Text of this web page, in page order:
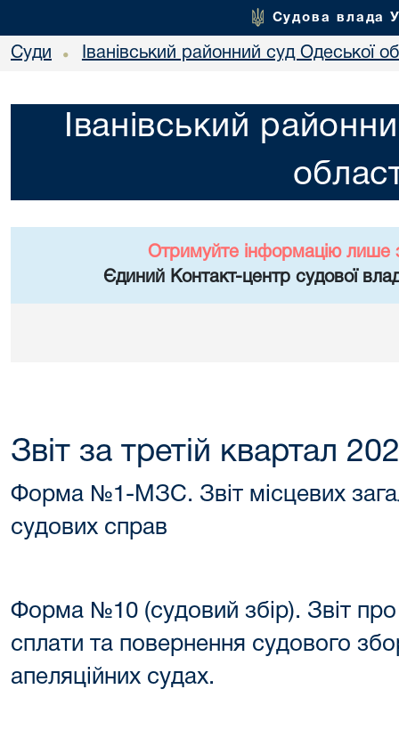
Судова влада
Суди • Іванівський районний суд Одеської
Іванівський
Отримуйте інформацію лише
Єдиний Контакт-центр судової
Звіт за третій квартал
Форма №1-МЗС. Звіт місцевих
судових справ
Форма №10 (судовий збір). Звіт про
сплати та повернення судового
апеляційних судах.